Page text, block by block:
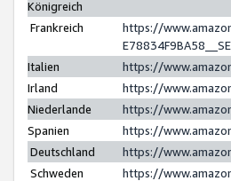
Königreich
Frankreich
https://
Italien
https://
Irland
https://
Niederlande
https://
Spanien
https://
Deutschland
https://
Schweden
https://